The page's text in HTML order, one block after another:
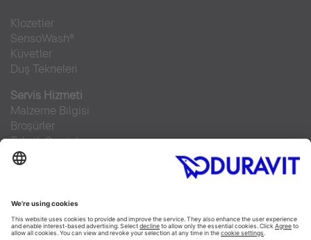
Klozetler
SensoWash®
Küvetler
Duş Tekneleri
Servis Hizmeti
Malzeme Bilgisi
Broşürler
Teknik Servisler
Sıkça sorulan sorular
Facebook
Instagram
Pinterest
RSS-Feed